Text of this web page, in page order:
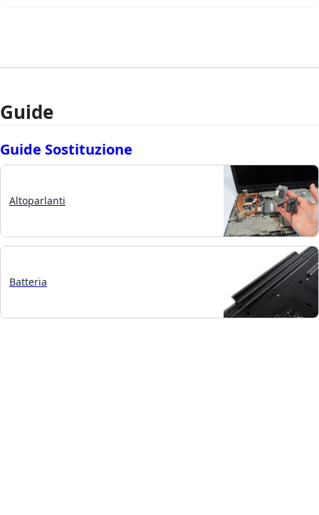
Guide
Guide Sostituzione
Altoparlanti
Batteria